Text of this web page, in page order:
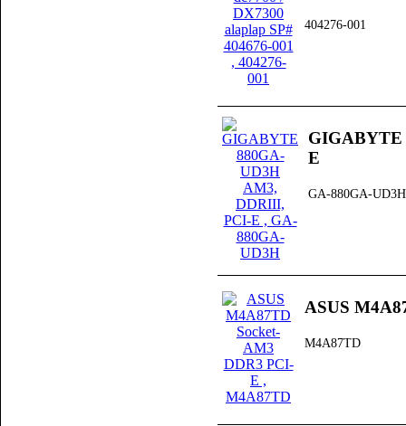
404276-001
GIGABYTE
E
GA-880GA-UD3H
ASUS
M4A87TD